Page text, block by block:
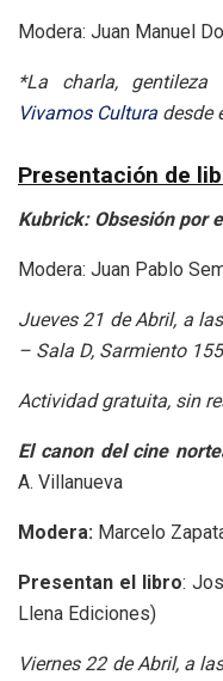
Modera: Juan Manuel
*La charla, gentileza
Vivamos Cultura desde
Presentación de
Kubrick: Obsesión por
Modera: Juan Pablo
Jueves 21 de Abril, a
– Sala D, Sarmiento
Actividad gratuita, sin
El canon del cine
A. Villanueva
Modera: Marcelo
Presentan el libro:
Llena Ediciones)
Viernes 22 de Abril, a